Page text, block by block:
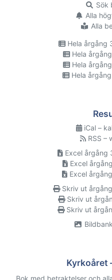
Sök
Alla
Alla
Hela årgång
Hela
Hela
Hela
iCal –
RSS –
Excel årgång
Excel
Excel
Skriv ut
Skriv ut
Skriv ut
Kyrkoåret